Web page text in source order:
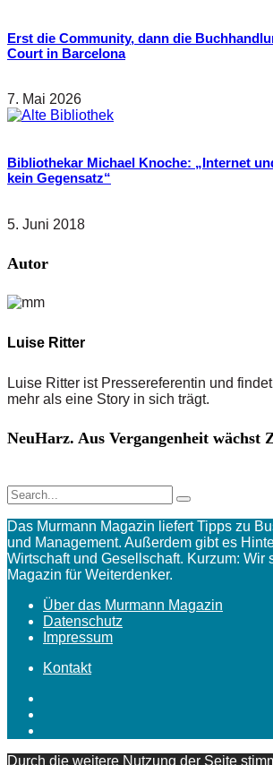
Erst die Community, dann die
Court in Barcelona
7. Mai 2026
Bibliothekar Michael Knoche: „Internet
kein Gegensatz“
5. Juni 2018
Autor
Luise Ritter
Luise Ritter ist Pressereferentin und
mehr als eine Story in sich trägt.
NeuHarz. Aus Vergangenheit wächst
Das Murmann Magazin liefert Tipps zu
und Management. Außerdem gibt es
Wirtschaft und Gesellschaft. Kurzum: Wir
Magazin für Weiterdenker.
Über das Murmann Magazin
Datenschutz
Impressum
Kontakt
Durch die weitere Nutzung der Seite